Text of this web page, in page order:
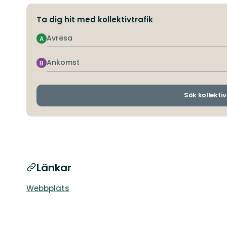
Ta dig hit med kollektivtrafik
Avresa
A
Ankomst
B
Sök
Länkar
Webbplats